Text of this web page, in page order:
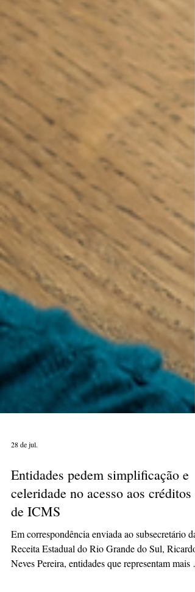
28 de jul.
Entidades pedem simplificação e
celeridade no acesso aos créditos
de ICMS